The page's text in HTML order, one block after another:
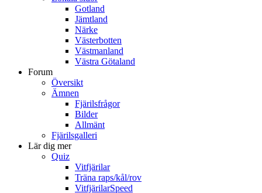
Gotland
Jämtland
Närke
Västerbotten
Västmanland
Västra Götaland
Forum
Översikt
Ämnen
Fjärilsfrågor
Bilder
Allmänt
Fjärilsgalleri
Lär dig mer
Quiz
Vitfjärilar
Träna raps/kål/rov
VitfjärilarSpeed